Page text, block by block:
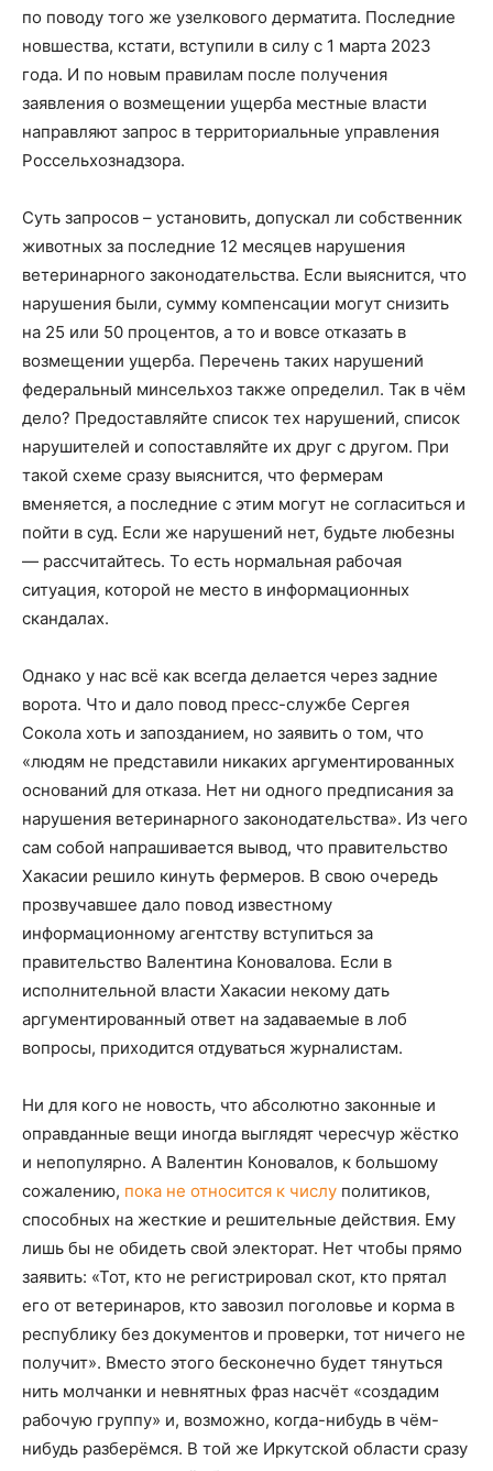
по поводу того же узелкового дерматита. Последние
новшества, кстати, вступили в силу с 1 марта 2023
года. И по новым правилам после получения
заявления о возмещении ущерба местные власти
направляют запрос в территориальные управления
Россельхознадзора.
Суть запросов – установить, допускал ли собственник
животных за последние 12 месяцев нарушения
ветеринарного законодательства. Если выяснится, что
нарушения были, сумму компенсации могут снизить
на 25 или 50 процентов, а то и вовсе отказать в
возмещении ущерба. Перечень таких нарушений
федеральный минсельхоз также определил. Так в чём
дело? Предоставляйте список тех нарушений, список
нарушителей и сопоставляйте их друг с другом. При
такой схеме сразу выяснится, что фермерам
вменяется, а последние с этим могут не согласиться и
пойти в суд. Если же нарушений нет, будьте любезны
— рассчитайтесь. То есть нормальная рабочая
ситуация, которой не место в информационных
скандалах.
Однако у нас всё как всегда делается через задние
ворота. Что и дало повод пресс-службе Сергея
Сокола хоть и запозданием, но заявить о том, что
«людям не представили никаких аргументированных
оснований для отказа. Нет ни одного предписания за
нарушения ветеринарного законодательства». Из чего
сам собой напрашивается вывод, что правительство
Хакасии решило кинуть фермеров. В свою очередь
прозвучавшее дало повод известному
информационному агентству вступиться за
правительство Валентина Коновалова. Если в
исполнительной власти Хакасии некому дать
аргументированный ответ на задаваемые в лоб
вопросы, приходится отдуваться журналистам.
Ни для кого не новость, что абсолютно законные и
оправданные вещи иногда выглядят чересчур жёстко
и непопулярно. А Валентин Коновалов, к большому
сожалению, пока не относится к числу политиков,
способных на жесткие и решительные действия. Ему
лишь бы не обидеть свой электорат. Нет чтобы прямо
заявить: «Тот, кто не регистрировал скот, кто прятал
его от ветеринаров, кто завозил поголовье и корма в
республику без документов и проверки, тот ничего не
получит». Вместо этого бесконечно будет тянуться
нить молчанки и невнятных фраз насчёт «создадим
рабочую группу» и, возможно, когда-нибудь в чём-
нибудь разберёмся. В той же Иркутской области сразу